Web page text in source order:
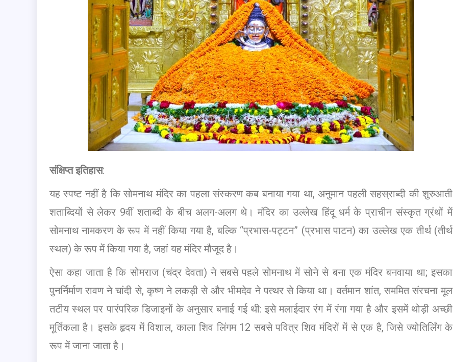
संक्षिप्त इतिहास:
यह स्पष्ट नहीं है कि सोमनाथ मंदिर का पहला संस्करण कब बनाया गया था, अनुमान पहली सहस्राब्दी की शुरुआती
शताब्दियों से लेकर 9वीं शताब्दी के बीच अलग-अलग थे। मंदिर का उल्लेख हिंदू धर्म के प्राचीन संस्कृत ग्रंथों में
सोमनाथ नामकरण के रूप में नहीं किया गया है, बल्कि “प्रभास-पट्टन” (प्रभास पाटन) का उल्लेख एक तीर्थ (तीर्थ
स्थल) के रूप में किया गया है, जहां यह मंदिर मौजूद है।
ऐसा कहा जाता है कि सोमराज (चंद्र देवता) ने सबसे पहले सोमनाथ में सोने से बना एक मंदिर बनवाया था; इसका
पुनर्निर्माण रावण ने चांदी से, कृष्ण ने लकड़ी से और भीमदेव ने पत्थर से किया था। वर्तमान शांत, सममित संरचना मूल
तटीय स्थल पर पारंपरिक डिजाइनों के अनुसार बनाई गई थी: इसे मलाईदार रंग में रंगा गया है और इसमें थोड़ी अच्छी
मूर्तिकला है। इसके हृदय में विशाल, काला शिव लिंगम 12 सबसे पवित्र शिव मंदिरों में से एक है, जिसे ज्योतिर्लिंग के
रूप में जाना जाता है।